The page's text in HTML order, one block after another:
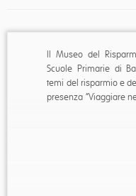
Il Museo del
Scuole Primarie di
temi del risparmio e
presenza “Viaggiare